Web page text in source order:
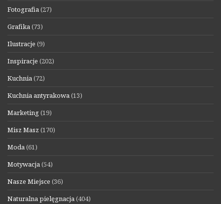
Fotografia(27)
Grafika(73)
Ilustracje (9)
Inspiracje (202)
Kuchnia(72)
Kuchnia antyrakowa(13)
Marketing(19)
Misz Masz (170)
Moda(61)
Motywacja(54)
Nasze Miejsce (36)
Naturalna pielęgnacja(404)